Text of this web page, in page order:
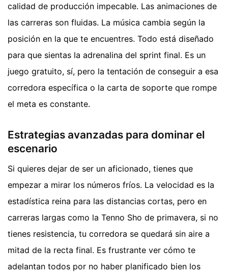
calidad de producción impecable. Las animaciones de
las carreras son fluidas. La música cambia según la
posición en la que te encuentres. Todo está diseñado
para que sientas la adrenalina del sprint final. Es un
juego gratuito, sí, pero la tentación de conseguir a esa
corredora específica o la carta de soporte que rompe
el meta es constante.
Estrategias avanzadas para dominar el
escenario
Si quieres dejar de ser un aficionado, tienes que
empezar a mirar los números fríos. La velocidad es la
estadística reina para las distancias cortas, pero en
carreras largas como la Tenno Sho de primavera, si no
tienes resistencia, tu corredora se quedará sin aire a
mitad de la recta final. Es frustrante ver cómo te
adelantan todos por no haber planificado bien los